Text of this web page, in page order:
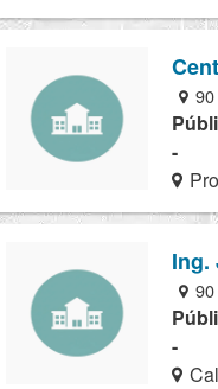
-
Ing.
-